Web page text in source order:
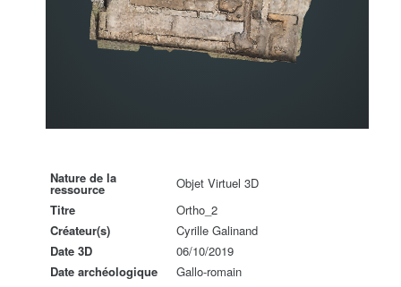
Nature de la
ressource
Objet Virtuel 3D
Titre
Ortho_2
Créateur(s)
Cyrille Galinand
Date 3D
06/10/2019
Date archéologique
Gallo-romain